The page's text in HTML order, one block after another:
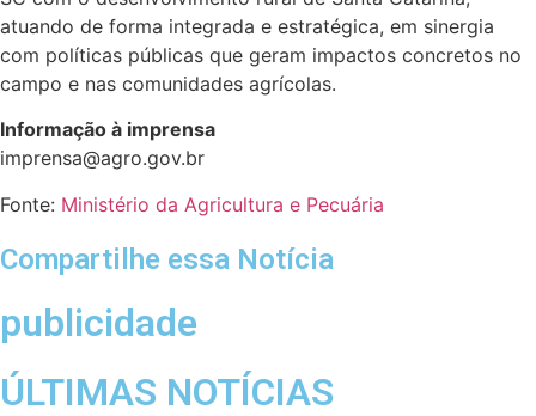
atuando de forma integrada e estratégica, em sinergia
com políticas públicas que geram impactos concretos no
campo e nas comunidades agrícolas.
Informação à imprensa
imprensa@agro.gov.br
Fonte: Ministério da Agricultura e Pecuária
Compartilhe essa Notícia
publicidade
ÚLTIMAS NOTÍCIAS